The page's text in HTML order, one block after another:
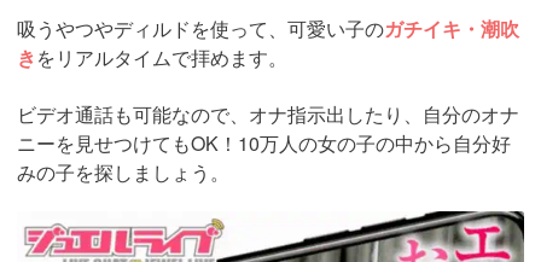
吸うやつやディルドを使って、可愛い子のガチイキ・潮吹
きをリアルタイムで拝めます。
ビデオ通話も可能なので、オナ指示出したり、自分のオナ
ニーを見せつけてもOK！10万人の女の子の中から自分好
みの子を探しましょう。
https://www.j-
live.tv/LiveChat/acs.php?